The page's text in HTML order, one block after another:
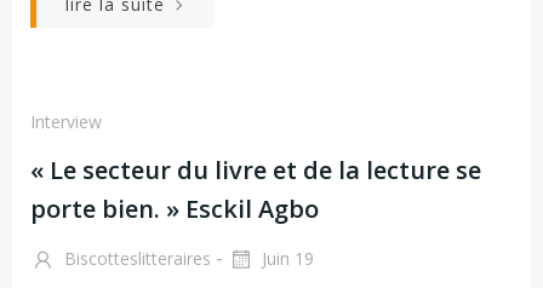
Interview
« Le secteur du livre et de la lecture se
porte bien. » Esckil Agbo
Biscotteslitteraires - Juin 19